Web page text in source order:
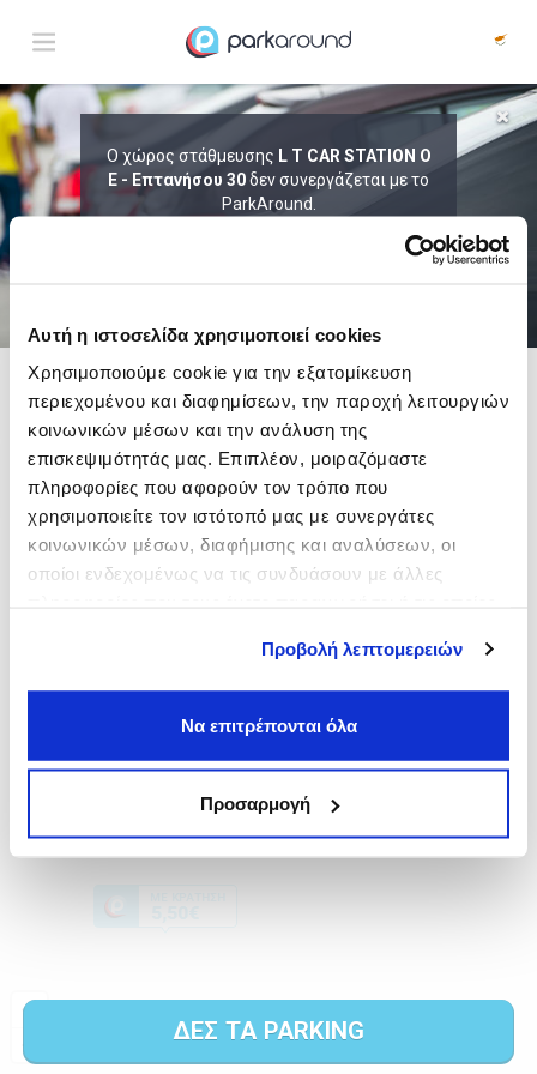
Αυτή η ιστοσελίδα χρησιμοποιεί cookies
Χρησιμοποιούμε cookie για την εξατομίκευση
περιεχομένου και διαφημίσεων, την παροχή λειτουργιών
κοινωνικών μέσων και την ανάλυση της
επισκεψιμότητάς μας. Επιπλέον, μοιραζόμαστε
πληροφορίες που αφορούν τον τρόπο που
χρησιμοποιείτε τον ιστότοπό μας με συνεργάτες
κοινωνικών μέσων, διαφήμισης και αναλύσεων, οι
οποίοι ενδεχομένως να τις συνδυάσουν με άλλες
Προβολή λεπτομερειών
Να επιτρέπονται όλα
Προσαρμογή
Ο χώρος στάθμευσης L T CAR STATION Ο
Ε - Επτανήσου 30δεν συνεργάζεται με το
ParkAround.
ΤΟ PARKAROUND ΕΠΕΚΤΕΙΝΕΙ ΣΥΝΕΧΩΣ
Δες τώρα τα parking στο χάρτη και σύγκρινετιμή
καιαπόσταση
ΔΕΣ ΤΑ PARKING
ΑΠΟΤΕΛΕΣΜΑΤΑ ΓΙΑ:
ΑΦΙΞΗ Παρ 07 Αυγ 12:30 ΔΙΑΡΚΕΙΑ 1